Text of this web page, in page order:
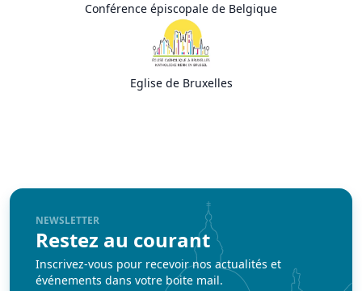
Conférence épiscopale de Belgique
Eglise de Bruxelles
NEWSLETTER
Restez au courant
Inscrivez-vous pour recevoir nos actualités et
événements dans votre boite mail.